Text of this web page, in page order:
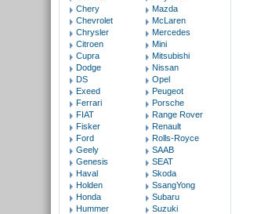
Chery
Chevrolet
Chrysler
Citroen
Cupra
Dodge
DS
Exeed
Ferrari
FIAT
Fisker
Ford
Geely
Genesis
Haval
Holden
Honda
Hummer
Mazda
McLaren
Mercedes
Mini
Mitsubishi
Nissan
Opel
Peugeot
Porsche
Range Rover
Renault
Rolls-Royce
SAAB
SEAT
Skoda
SsangYong
Subaru
Suzuki